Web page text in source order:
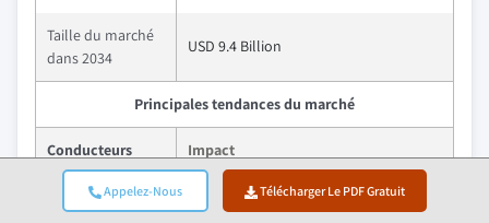
Appelez-Nous Télécharger Le PDF Gratuit
Taille du marché
dans 2034
USD 9.4 Billion
Principales tendances du marché
Conducteurs Impact
Augmentation
des coûts